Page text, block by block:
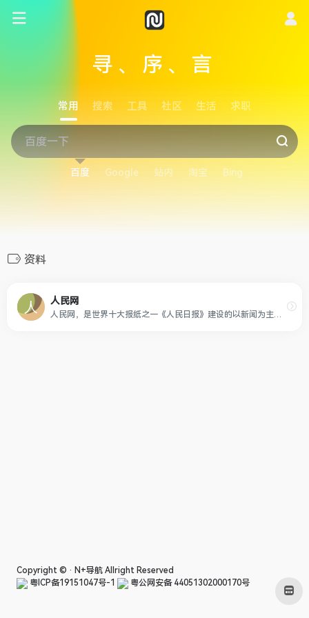
寻、序、言
常用 搜索 工具 社区 生活 求职
百度 Google 站内 淘宝 Bing
资料
人民网
Copyright © · N+导航 Allright Reserved
粤ICP备19151047号-1
粤公网安备 44051302000170号